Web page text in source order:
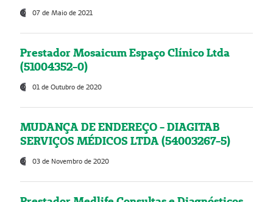
07 de Maio de 2021
Prestador Mosaicum Espaço Clínico Ltda
(51004352-0)
01 de Outubro de 2020
MUDANÇA DE ENDEREÇO - DIAGITAB
SERVIÇOS MÉDICOS LTDA (54003267-5)
03 de Novembro de 2020